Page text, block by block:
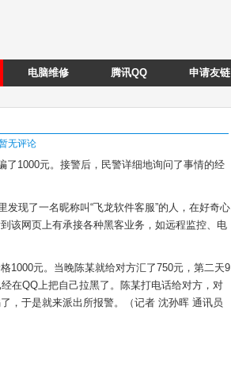
电脑维修 腾讯QQ 申请友链
无评论
1000元。接警后，民警详细地询问了事情的经
现了一名昵称叫“飞龙软件客服”的人，在好奇心
该网页上有承接各种黑客业务，如远程监控、电
1000元。当晚陈某就给对方汇了750元，第二天9
在QQ上把自己拉黑了。陈某打电话给对方，对
，于是就来派出所报警。（记者 沈孙晖 通讯员